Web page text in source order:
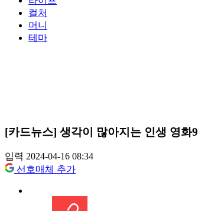
컬처
머니
테마
[카드뉴스] 생각이 많아지는 인생 영화9
입력 2024-04-16 08:34
선호매체 추가